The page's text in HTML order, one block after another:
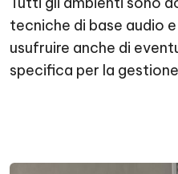
tecniche di base audio
usufruire anche di
specifica per la